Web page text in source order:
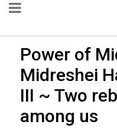
Power of
Midreshei
III ~ Two
among us